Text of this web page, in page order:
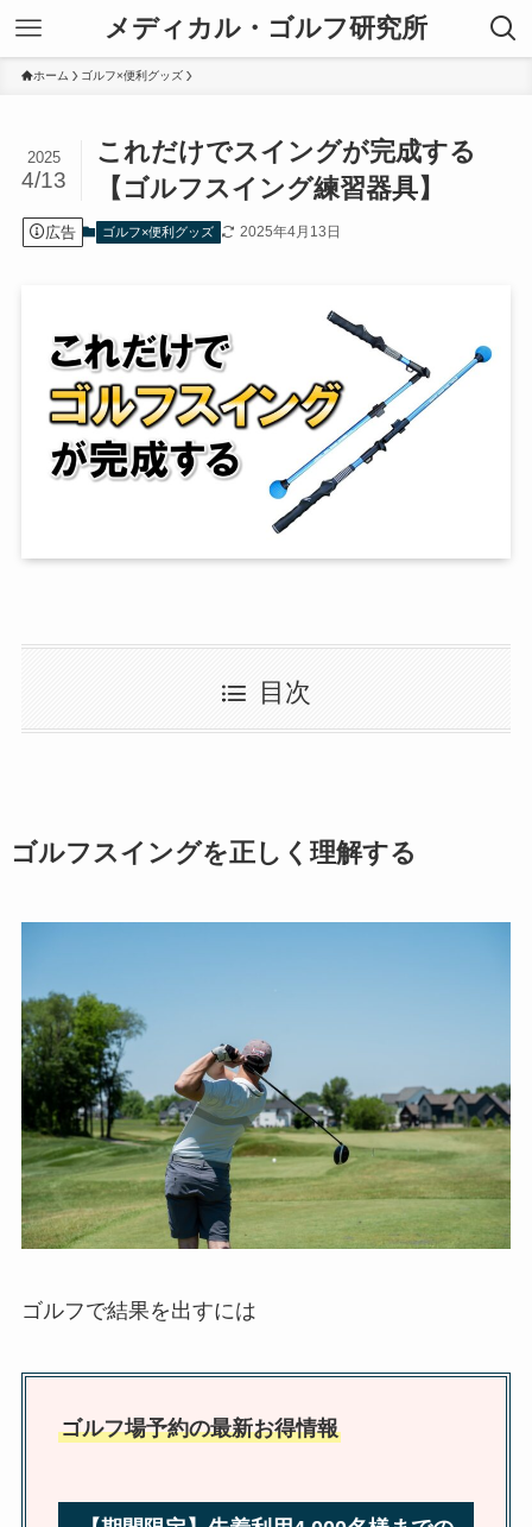
メディカル・ゴルフ研究所
ホーム ゴルフ×便利グッズ
これだけでスイングが完成する
【ゴルフスイング練習器具】
2025
4/13
広告 ゴルフ×便利グッズ 2025年4月13日
目次
ゴルフスイングを正しく理解する
ゴルフで結果を出すには
ゴルフ場予約の最新お得情報